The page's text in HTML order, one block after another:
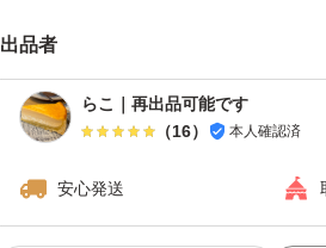
出品者
らこ｜再出品可能です
（16） 本人確認済
安心発送